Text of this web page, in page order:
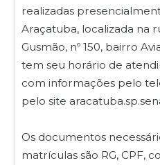
realizadas
Araçatuba, localizada na
Gusmão, nº 150, bairro
tem seu horário de
com informações pelo
pelo site
Os documentos
matrículas são RG, CPF,